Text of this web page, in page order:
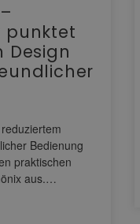
punktet
Design
Bedienung
praktischen
aus.…